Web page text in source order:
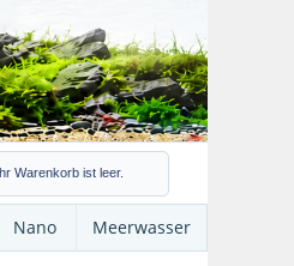
Warenkorb ist leer.
Nano Meerwasser